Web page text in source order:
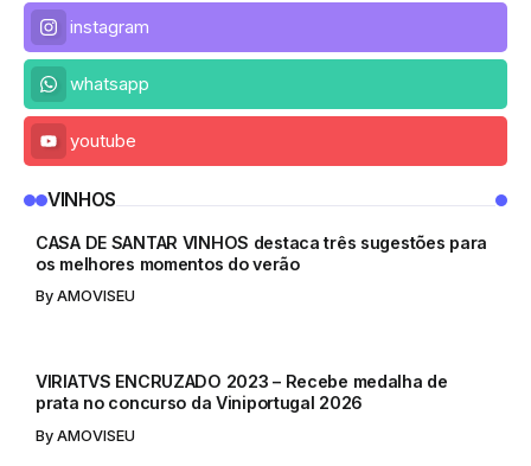
instagram
whatsapp
youtube
VINHOS
CASA DE SANTAR VINHOS destaca três sugestões para
os melhores momentos do verão
By AMOVISEU
VIRIATVS ENCRUZADO 2023 – Recebe medalha de
prata no concurso da Viniportugal 2026
By AMOVISEU